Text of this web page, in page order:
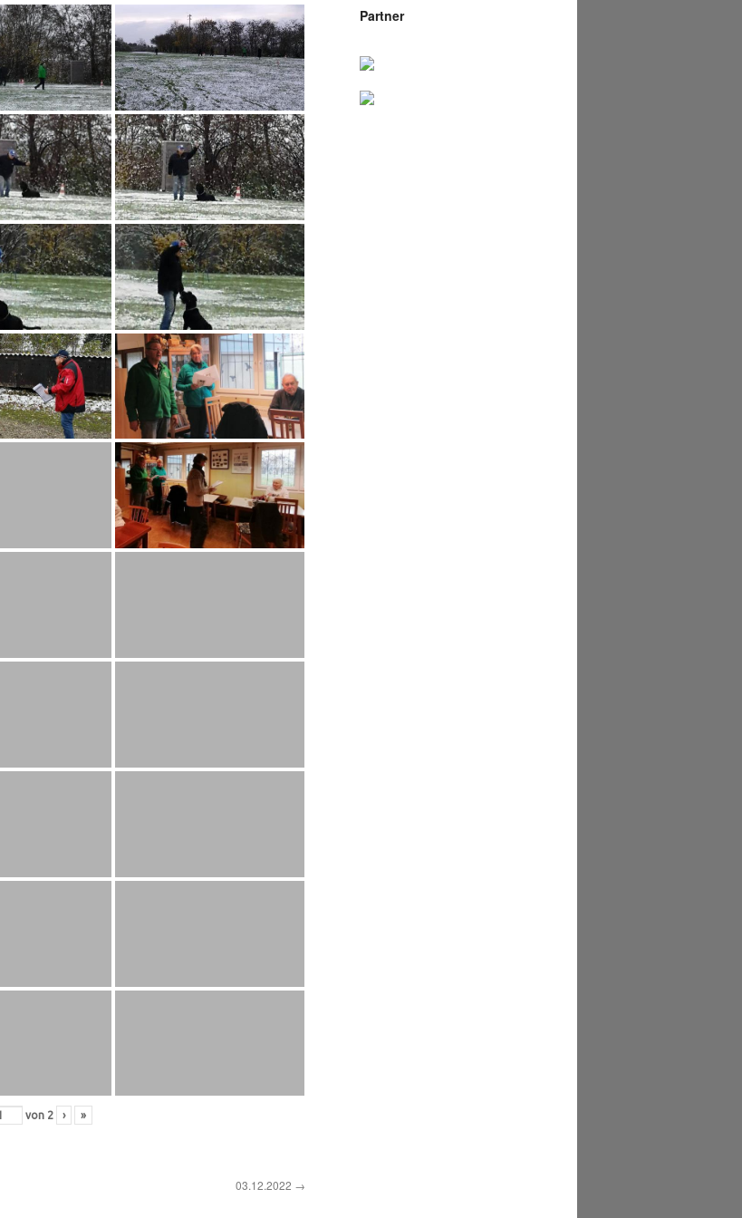
von 2 › »
03.12.2022 →
Partner